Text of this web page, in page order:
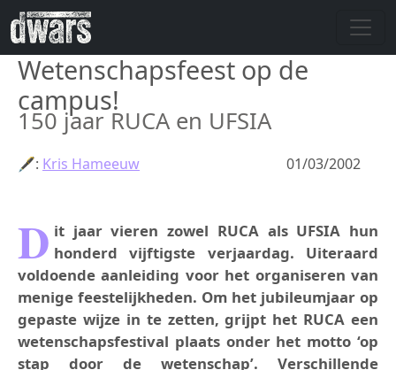
Skip to main content
Wetenschapsfeest op de
campus!
150 jaar RUCA en UFSIA
01/03/2002
🖋: Kris Hameeuw
D it jaar vieren zowel RUCA als UFSIA hun
honderd vijftigste verjaardag. Uiteraard
voldoende aanleiding voor het organiseren van
menige feestelijkheden. Om het jubileumjaar op
gepaste wijze in te zetten, grijpt het RUCA een
wetenschapsfestival plaats onder het motto ‘op
stap door de wetenschap’. Verschillende